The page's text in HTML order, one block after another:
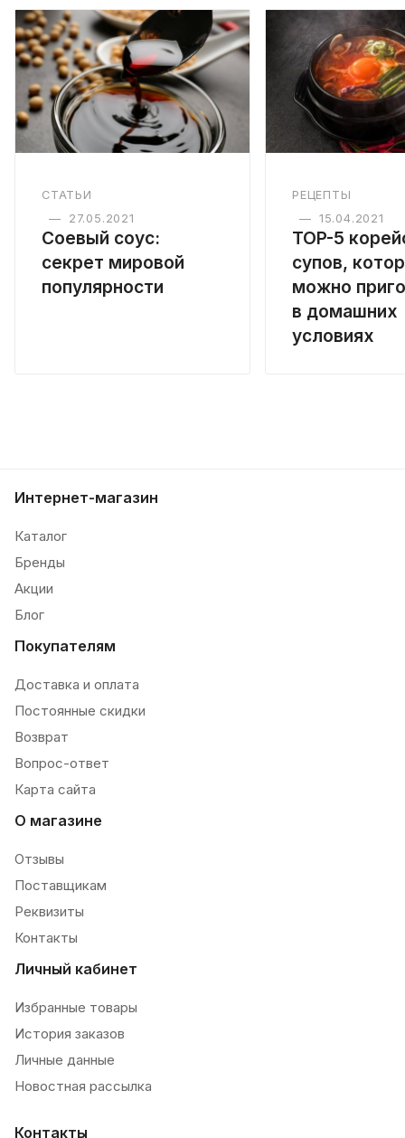
СТАТЬИ
—
27.05.2021
Соевый соус:
секрет мировой
популярности
РЕЦЕПТЫ
— 15.04.2021
TOP-5
супов,
можно
в домашних
условиях
Интернет-магазин
Каталог
Бренды
Акции
Блог
Покупателям
Доставка и оплата
Постоянные скидки
Возврат
Вопрос-ответ
Карта сайта
О магазине
Отзывы
Поставщикам
Реквизиты
Контакты
Личный кабинет
Избранные товары
История заказов
Личные данные
Новостная рассылка
Контакты